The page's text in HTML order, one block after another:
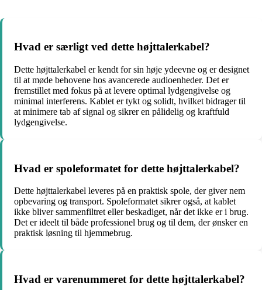
Hvad er særligt ved dette højttalerkabel?
Dette højttalerkabel er kendt for sin høje ydeevne og er designet
til at møde behovene hos avancerede audioenheder. Det er
fremstillet med fokus på at levere optimal lydgengivelse og
minimal interferens. Kablet er tykt og solidt, hvilket bidrager til
at minimere tab af signal og sikrer en pålidelig og kraftfuld
lydgengivelse.
Hvad er spoleformatet for dette højttalerkabel?
Dette højttalerkabel leveres på en praktisk spole, der giver nem
opbevaring og transport. Spoleformatet sikrer også, at kablet
ikke bliver sammenfiltret eller beskadiget, når det ikke er i brug.
Det er ideelt til både professionel brug og til dem, der ønsker en
praktisk løsning til hjemmebrug.
Hvad er varenummeret for dette højttalerkabel?